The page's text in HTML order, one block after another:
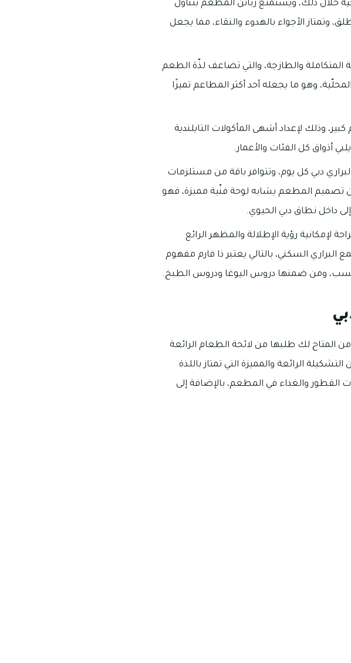
خلال ذلك، ويستمتع زبائن المطعم بتناول
وتمتاز الأجواء بالهدوء والنقاء، مما يجعل
المتكاملة والطازجة، والتي تضاعف لذّة الطعم
وهو ما يجعله أحد أكثر المطاعم تميزًا
وذلك لإعداد أشهى المأكولات التايلندية
أذواق كل الفئات والأعمار.
دبي كل يوم، وتتوافر باقة من مستلزمات
تصميم المطعم يشابه لوحة فنّية مميزة، فهو
داخل نطاق دبي الحيوي.
لإمكانية رؤية الإطلالة والمظهر الرائع
السكني، بالتالي يعتبر ذا فارم مفهوم
ومن ضمنها دروس اليوغا ودروس الطبخ.
المتاح لك طلبها من لائحة الطعام الرائعة
الرائعة والمميزة التي تمتاز باللذة
الفطور والغداء في المطعم، بالإضافة إلى